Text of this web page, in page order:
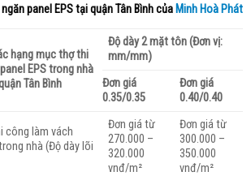
panel EPS tại quận Tân Bình của Minh Hoà Phát
hạng mục thợ thi
EPS trong nhà
Tân Bình
Độ dày 2 mặt tôn (Đơn vị:
mm/mm)
Đơn giá
0.35/0.35
Đơn giá
0.40/0.40
công làm vách
nhà (Độ dày lõi
Đơn giá từ
270.000 –
320.000
vnđ/m²
Đơn giá từ
300.000 –
350.000
vnđ/m²